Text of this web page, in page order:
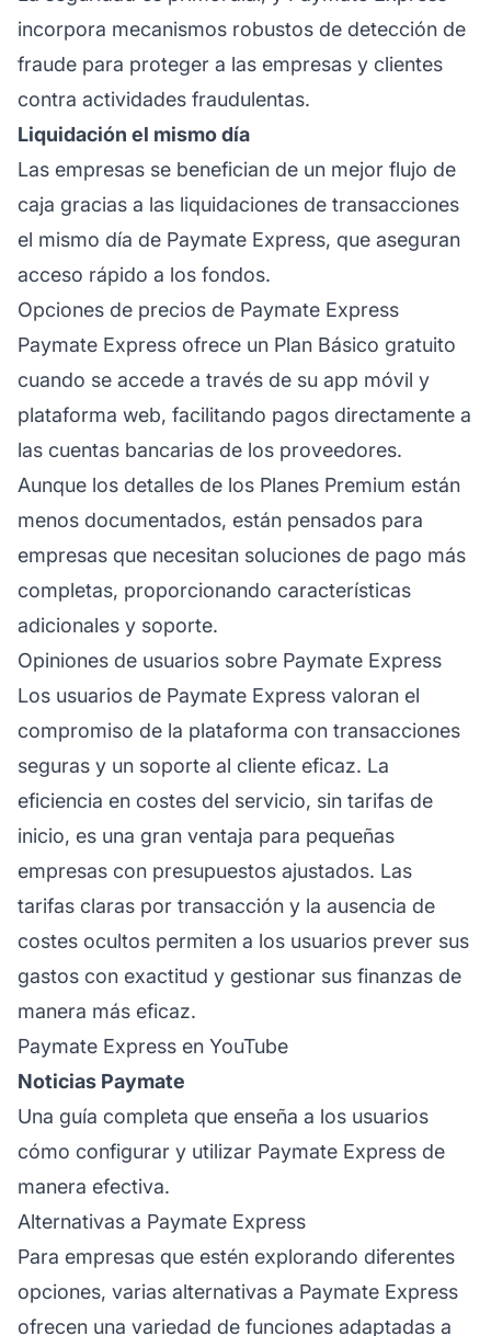
incorpora mecanismos robustos de detección de
fraude para proteger a las empresas y clientes
contra actividades fraudulentas.
Liquidación el mismo día
Las empresas se benefician de un mejor flujo de
caja gracias a las liquidaciones de transacciones
el mismo día de Paymate Express, que aseguran
acceso rápido a los fondos.
Opciones de precios de Paymate Express
Paymate Express ofrece un Plan Básico gratuito
cuando se accede a través de su app móvil y
plataforma web, facilitando pagos directamente a
las cuentas bancarias de los proveedores.
Aunque los detalles de los Planes Premium están
menos documentados, están pensados para
empresas que necesitan soluciones de pago más
completas, proporcionando características
adicionales y soporte.
Opiniones de usuarios sobre Paymate Express
Los usuarios de Paymate Express valoran el
compromiso de la plataforma con transacciones
seguras y un soporte al cliente eficaz. La
eficiencia en costes del servicio, sin tarifas de
inicio, es una gran ventaja para pequeñas
empresas con presupuestos ajustados. Las
tarifas claras por transacción y la ausencia de
costes ocultos permiten a los usuarios prever sus
gastos con exactitud y gestionar sus finanzas de
manera más eficaz.
Paymate Express en YouTube
Noticias Paymate
Una guía completa que enseña a los usuarios
cómo configurar y utilizar Paymate Express de
manera efectiva.
Alternativas a Paymate Express
Para empresas que estén explorando diferentes
opciones, varias alternativas a Paymate Express
ofrecen una variedad de funciones adaptadas a